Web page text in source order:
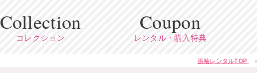
Collection
コレクション
Coupon
レンタル・購入特典
振袖レンタルTOP